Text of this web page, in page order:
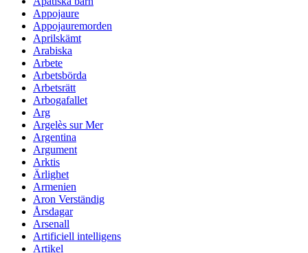
Appojaure
Appojauremorden
Aprilskämt
Arabiska
Arbete
Arbetsbörda
Arbetsrätt
Arbogafallet
Arg
Argelès sur Mer
Argentina
Argument
Arktis
Ärlighet
Armenien
Aron Verständig
Årsdagar
Arsenall
Artificiell intelligens
Artikel